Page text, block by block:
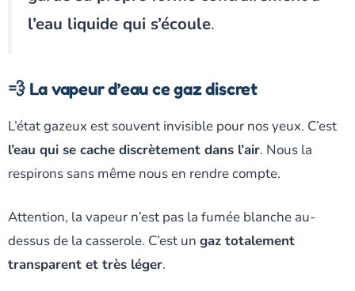
l’eau liquide qui s’écoule.
💨 La vapeur d’eau ce gaz discret
L’état gazeux est souvent invisible pour nos yeux. C’est
l’eau qui se cache discrètement dans l’air. Nous la
respirons sans même nous en rendre compte.
Attention, la vapeur n’est pas la fumée blanche au-
dessus de la casserole. C’est un gaz totalement
transparent et très léger.